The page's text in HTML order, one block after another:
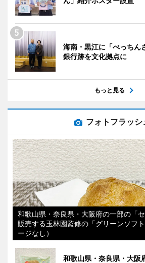
海南・黒江に「べっち
銀行跡を文化拠点に
もっと見る
フォトフラッシ
和歌山県・奈良県・大阪府の一部の「
販売する玉林園監修の「グリーンソフ
ージなし）
和歌山県・奈良県・大阪